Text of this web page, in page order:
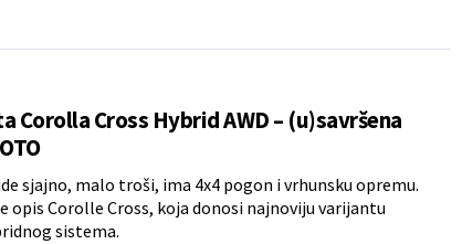
Corolla Cross Hybrid AWD – (u)savršena
sjajno, malo troši, ima 4x4 pogon i vrhunsku opremu.
opis Corolle Cross, koja donosi najnoviju varijantu
sistema.